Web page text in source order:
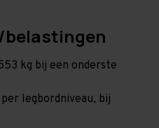
belastingen
kg bij een onderste
legbordniveau, bij